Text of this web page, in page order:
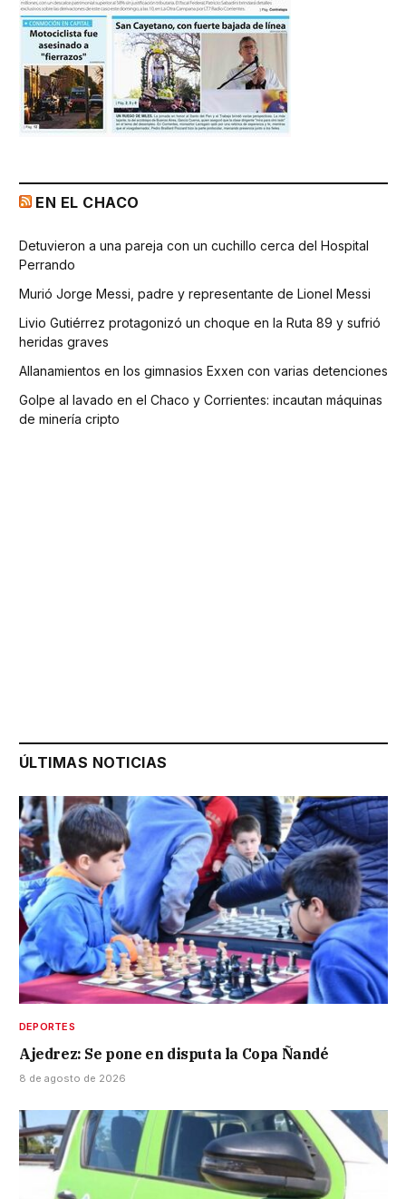
EN EL CHACO
Detuvieron a una pareja con un cuchillo cerca del Hospital
Perrando
Murió Jorge Messi, padre y representante de Lionel Messi
Livio Gutiérrez protagonizó un choque en la Ruta 89 y sufrió
heridas graves
Allanamientos en los gimnasios Exxen con varias detenciones
Golpe al lavado en el Chaco y Corrientes: incautan máquinas
de minería cripto
ÚLTIMAS NOTICIAS
DEPORTES
Ajedrez: Se pone en disputa la Copa Ñandé
8 de agosto de 2026